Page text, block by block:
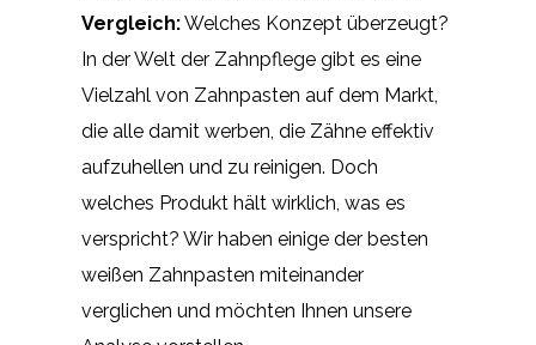
Vergleich:Welches Konzept überzeugt?
In der Welt der Zahnpflege gibt es eine
Vielzahl von Zahnpasten auf dem Markt,
die alle damit werben, die Zähne effektiv
aufzuhellen und zu reinigen. Doch
welches Produkt hält wirklich, was es
verspricht? Wir haben einige der besten
weißen Zahnpasten miteinander
verglichen und möchten Ihnen unsere